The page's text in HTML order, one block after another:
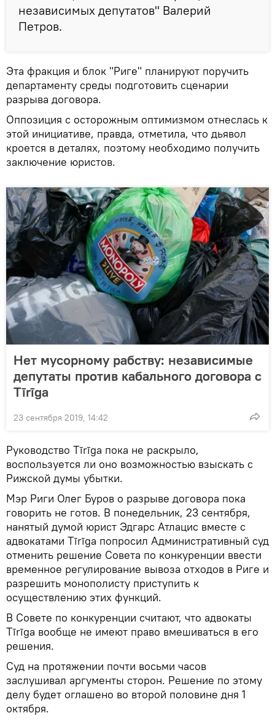
независимых депутатов" Валерий
Петров.
Эта фракция и блок "Риге" планируют поручить
департаменту среды подготовить сценарии
разрыва договора.
Оппозиция с осторожным оптимизмом отнеслась к
этой инициативе, правда, отметила, что дьявол
кроется в деталях, поэтому необходимо получить
заключение юристов.
Нет мусорному рабству: независимые
депутаты против кабального договора с
Tīrīga
23 сентября 2019, 14:42
Руководство Tīrīga пока не раскрыло,
воспользуется ли оно возможностью взыскать с
Рижской думы убытки.
Мэр Риги Олег Буров о разрыве договора пока
говорить не готов. В понедельник, 23 сентября,
нанятый думой юрист Эдгарс Атлацис вместе с
адвокатами Tīrīga попросил Административный суд
отменить решение Совета по конкуренции ввести
временное регулирование вывоза отходов в Риге и
разрешить монополисту приступить к
осуществлению этих функций.
В Совете по конкуренции считают, что адвокаты
Tīrīga вообще не имеют право вмешиваться в его
решения.
Суд на протяжении почти восьми часов
заслушивал аргументы сторон. Решение по этому
делу будет оглашено во второй половине дня 1
октября.